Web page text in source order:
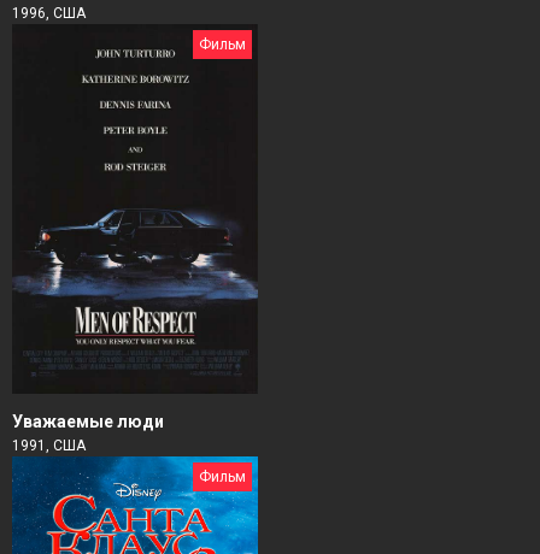
1996, США
Фильм
Уважаемые люди
1991, США
Фильм